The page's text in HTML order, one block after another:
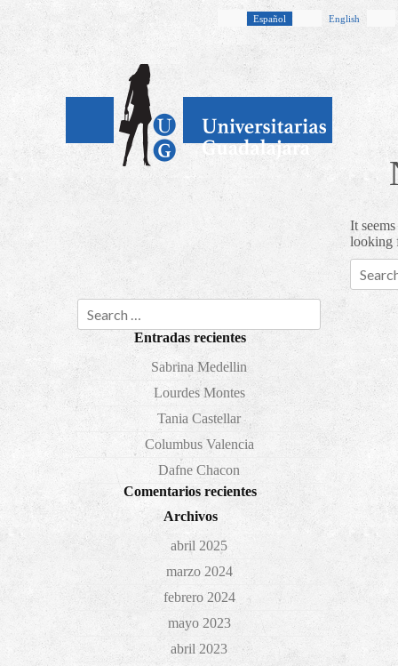
Español English
It
looking
Entradas recientes
Sabrina Medellin
Lourdes Montes
Tania Castellar
Columbus Valencia
Dafne Chacon
Comentarios recientes
Archivos
abril 2025
marzo 2024
febrero 2024
mayo 2023
abril 2023